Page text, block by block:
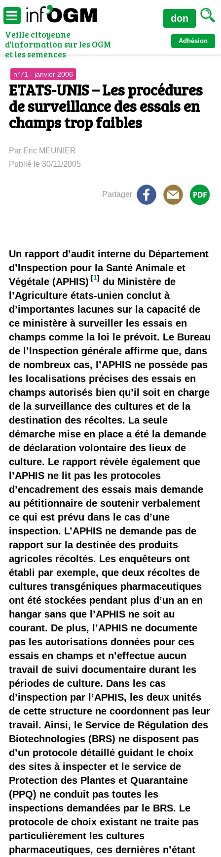
Veille citoyenne
d'information sur les OGM
et les semences
Adhésion
don
n°71 - janvier 2006
ETATS-UNIS – Les procédures
de surveillance des essais en
champs trop faibles
Par Eric MEUNIER
Publié le 30/11/2005
Partager
Un rapport d’audit interne du Département
d’Inspection pour la Santé Animale et
Végétale (APHIS) [1] du Ministère de
l’Agriculture états-unien conclut à
d’importantes lacunes sur la capacité de
ce ministère à surveiller les essais en
champs comme la loi le prévoit. Le Bureau
de l’Inspection générale affirme que, dans
de nombreux cas, l’APHIS ne possède pas
les localisations précises des essais en
champs autorisés bien qu’il soit en charge
de la surveillance des cultures et de la
destination des récoltes. La seule
démarche mise en place a été la demande
de déclaration volontaire des lieux de
culture. Le rapport révèle également que
l’APHIS ne lit pas les protocoles
d’encadrement des essais mais demande
au pétitionnaire de soutenir verbalement
ce qui est prévu dans le cas d’une
inspection. L’APHIS ne demande pas de
rapport sur la destinée des produits
agricoles récoltés. Les enquêteurs ont
établi par exemple, que deux récoltes de
cultures transgéniques pharmaceutiques
ont été stockées pendant plus d’un an en
hangar sans que l’APHIS ne soit au
courant. De plus, l’APHIS ne documente
pas les autorisations données pour ces
essais en champs et n’effectue aucun
travail de suivi documentaire durant les
périodes de culture. Dans les cas
d’inspection par l’APHIS, les deux unités
de cette structure ne coordonnent pas leur
travail. Ainsi, le Service de Régulation des
Biotechnologies (BRS) ne disposent pas
d’un protocole détaillé guidant le choix
des sites à inspecter et le service de
Protection des Plantes et Quarantaine
(PPQ) ne conduit pas toutes les
inspections demandées par le BRS. Le
protocole de choix existant ne traite pas
particulièrement les cultures
pharmaceutiques, ces dernières n’étant